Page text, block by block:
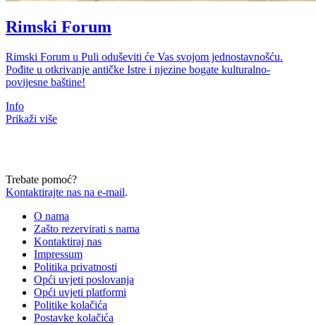
Rimski Forum
Rimski Forum u Puli oduševiti će Vas svojom jednostavnošću.
Pođite u otkrivanje antičke Istre i njezine bogate kulturalno-
povijesne baštine!
Info
Prikaži više
Trebate pomoć?
Kontaktirajte nas na e-mail.
O nama
Zašto rezervirati s nama
Kontaktiraj nas
Impressum
Politika privatnosti
Opći uvjeti poslovanja
Opći uvjeti platformi
Politike kolačića
Postavke kolačića